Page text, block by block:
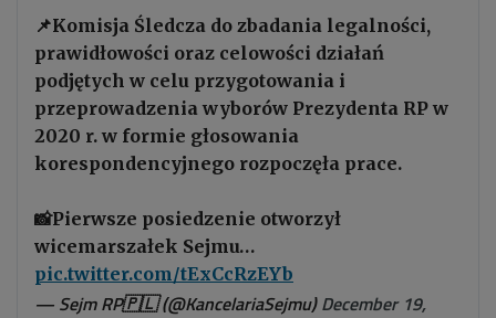
📌Komisja Śledcza do zbadania legalności,
prawidłowości oraz celowości działań
podjętych w celu przygotowania i
przeprowadzenia wyborów Prezydenta RP w
2020 r. w formie głosowania
korespondencyjnego rozpoczęła prace.
📸Pierwsze posiedzenie otworzył
wicemarszałek Sejmu…
pic.twitter.com/tExCcRzEYb
— Sejm RP🇵🇱 (@KancelariaSejmu)December 19,